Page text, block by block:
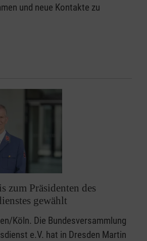
und neue Kontakte zu
zum Präsidenten des
gewählt
Köln. Die Bundesversammlung
e.V. hat in Dresden Martin